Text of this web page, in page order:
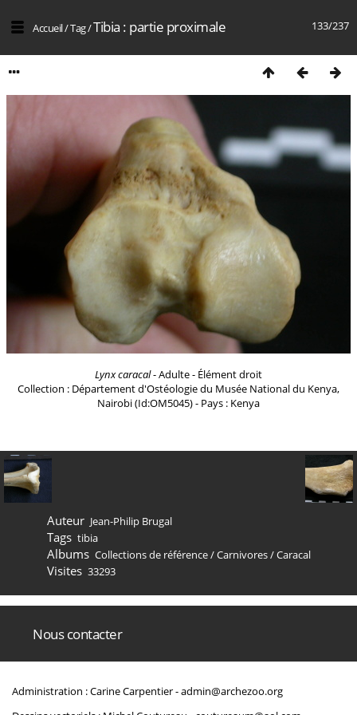
133/237
Accueil/Tag/Tibia : partie proximale
Lynx caracal- Adulte - Élément droit
Collection : Département d'Ostéologie du Musée National du Kenya,
Nairobi (Id:OM5045) - Pays : Kenya
Auteur Jean-Philip Brugal
Tags tibia
Albums Collections de référence/Carnivores/Caracal
Visites 33293
Nous contacter
Administration : Carine Carpentier -admin@archezoo.org